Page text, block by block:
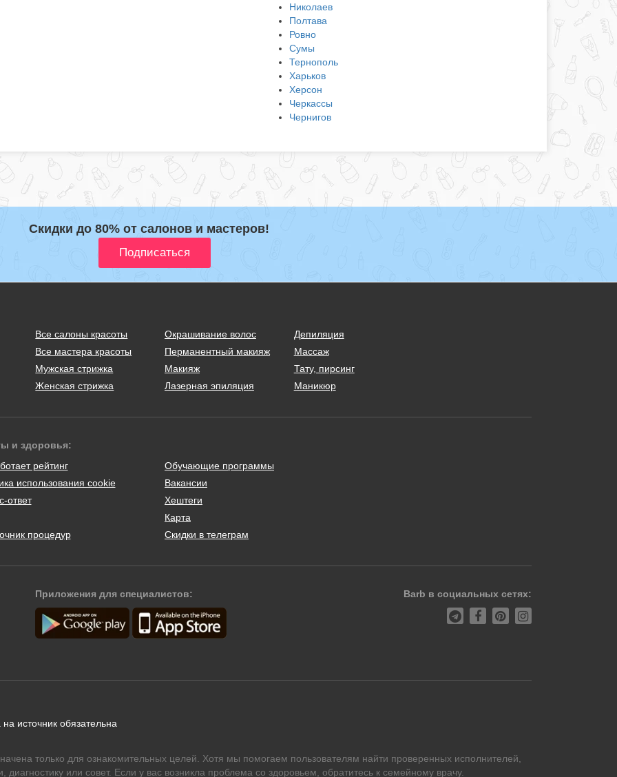
Николаев
Полтава
Ровно
Сумы
Тернополь
Харьков
Херсон
Черкассы
Чернигов
Скидки до 80% от салонов и мастеров!
Все салоны красоты
Все мастера красоты
Мужская стрижка
Женская стрижка
Окрашивание волос
Перманентный макияж
Макияж
Лазерная эпиляция
Депиляция
Массаж
Тату, пирсинг
Маникюр
и здоровья:
рейтинг
использования cookie
ответ
процедур
Обучающие программы
Вакансии
Хештеги
Карта
Скидки в телеграм
Приложения для специалистов: Barb в социальных сетях:
источник обязательна
только для ознакомительных целей. Хотя мы помогаем пользователям найти проверенных исполнителей,
или совет. Если у вас возникла проблема со здоровьем, обратитесь к семейному врачу.